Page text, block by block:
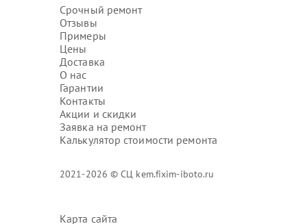
Срочный ремонт
Отзывы
Примеры
Цены
Доставка
О нас
Гарантии
Контакты
Акции и скидки
Заявка на ремонт
Калькулятор стоимости ремонта
2021-2026 © СЦ kem.fixim-iboto.ru
Карта сайта